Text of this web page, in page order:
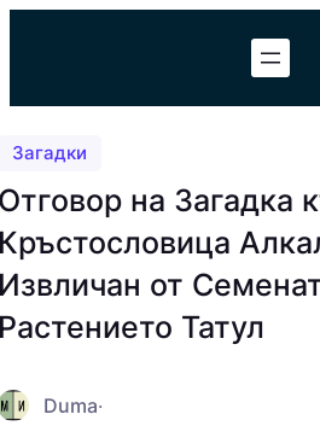
Загадки
на Загадка
от
Татул
Duma·